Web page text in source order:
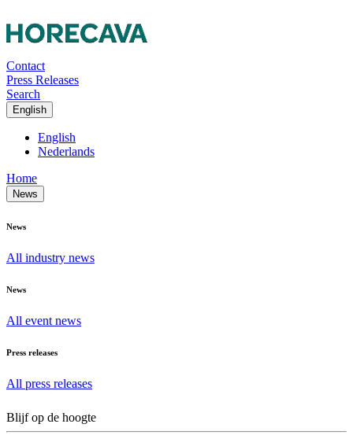
Contact
Press Releases
Search
English
English
Nederlands
Home
News
News
All industry news
News
All event news
Press releases
All press releases
Blijf op de hoogte